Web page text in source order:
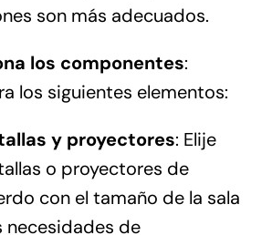
son más adecuados.
los componentes:
los siguientes elementos:
y proyectores: Elije
o proyectores de
con el tamaño de la sala
necesidades de